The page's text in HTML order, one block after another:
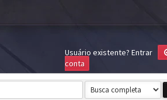
Usuário existente? Entrar
conta